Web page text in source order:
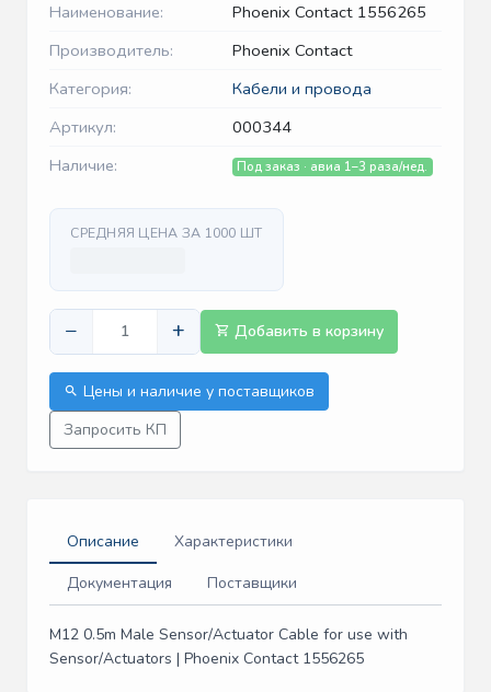
Наименование:
Phoenix Contact 1556265
Производитель:
Phoenix Contact
Категория:
Кабели и провода
Артикул:
000344
Наличие:
Под заказ · авиа 1–3 раза/нед.
СРЕДНЯЯ ЦЕНА ЗА 1000 ШТ
− + Добавить в корзину
Цены и наличие у поставщиков
Запросить КП
Описание
Характеристики
Документация
Поставщики
M12 0.5m Male Sensor/Actuator Cable for use with
Sensor/Actuators | Phoenix Contact 1556265